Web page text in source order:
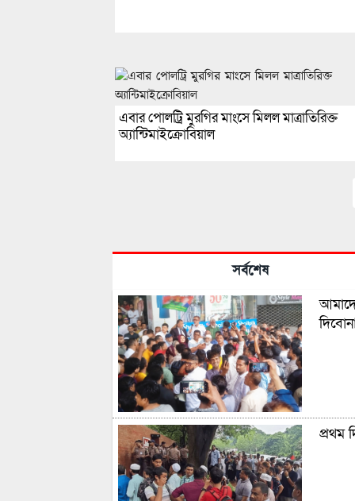
এবার পোলট্রি মুরগির মাংসে মিলল মাত্রাতিরিক্ত
অ্যান্টিমাইক্রোবিয়াল
সর্বশেষ
প্রথম